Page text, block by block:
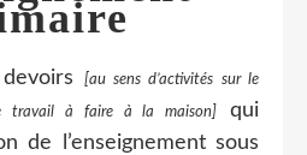
[ausens d’activités sur le
travail à faire à la maison]
qui
de l’enseignement sous